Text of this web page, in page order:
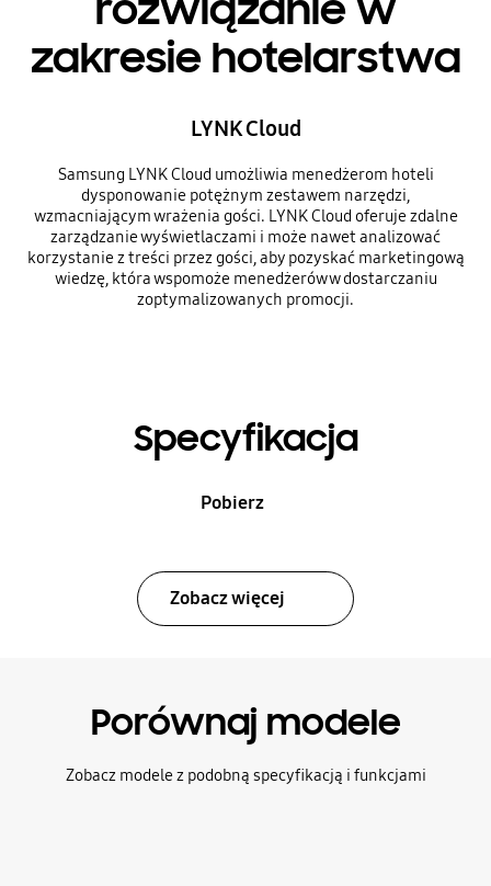
zakresie hotelarstwa
LYNK Cloud
Samsung LYNK Cloud umożliwia menedżerom hoteli
dysponowanie potężnym zestawem narzędzi,
wzmacniającym wrażenia gości. LYNK Cloud oferuje zdalne
zarządzanie wyświetlaczami i może nawet analizować
korzystanie z treści przez gości, aby pozyskać marketingową
wiedzę, która wspomoże menedżerów w dostarczaniu
zoptymalizowanych promocji.
Specyfikacja
Pobierz
Zobacz więcej
Porównaj modele
Zobacz modele z podobną specyfikacją i funkcjami